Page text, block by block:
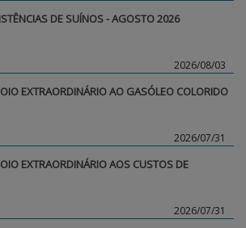
DE SUÍNOS - AGOSTO 2026
2026/08/03
EXTRAORDINÁRIO AO GASÓLEO COLORIDO
2026/07/31
EXTRAORDINÁRIO AOS CUSTOS DE
2026/07/31